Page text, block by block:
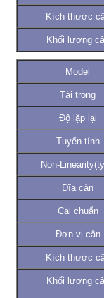
Kích thước
Khối lượng
Model
Tài trọng
Độ lặp lại
Tuyến tính
Non-
Đĩa cân
Cal chuẩn
Đơn vị cân
Kích thước
Khối lượng